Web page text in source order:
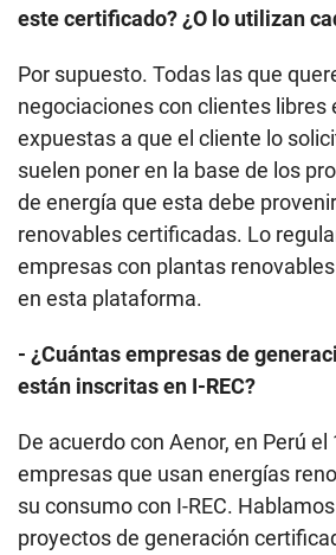
este certificado? ¿O lo utilizan
Por supuesto. Todas las que
negociaciones con clientes libres
expuestas a que el cliente lo
suelen poner en la base de los
de energía que esta debe
renovables certificadas. Lo
empresas con plantas
en esta plataforma.
- ¿Cuántas empresas de
están inscritas en I-REC?
De acuerdo con Aenor, en Perú el
empresas que usan energías
su consumo con I-REC.
proyectos de generación